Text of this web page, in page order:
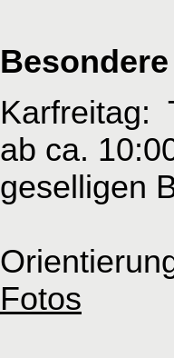
Karfreitag:
ab ca.
geselligen
Fotos